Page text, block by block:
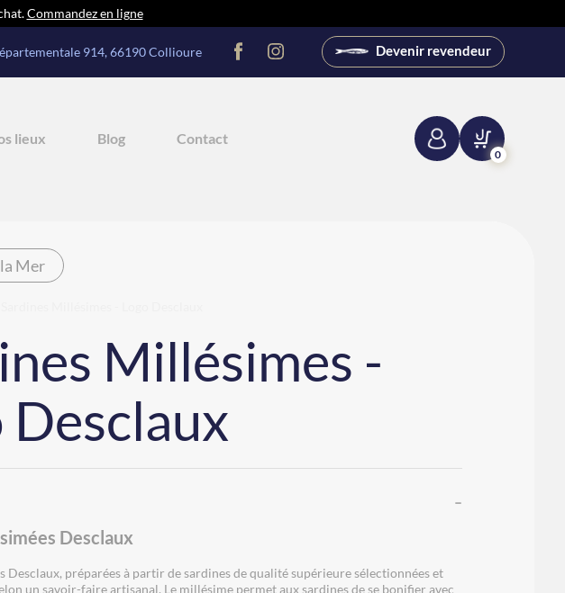
Commandez en ligne
914, 66190 Collioure Devenir revendeur
lieux Blog Contact
0
Mer
Millésimes -
Desclaux
Desclaux
Desclaux, préparées à partir de sardines de qualité supérieure sélectionnées et
un savoir-faire artisanal. Le millésime permet aux sardines de se bonifier avec